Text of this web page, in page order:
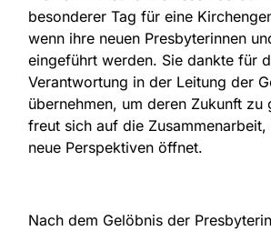
besonderer Tag für eine
wenn ihre neuen Presbyterinnen
eingeführt werden. Sie dankte für
Verantwortung in der Leitung der
übernehmen, um deren Zukunft zu
freut sich auf die
neue Perspektiven öffnet.
Nach dem Gelöbnis der